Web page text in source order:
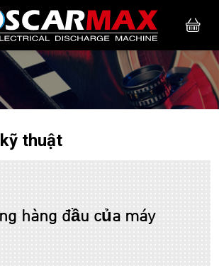
thuật
hàng đầu của máy